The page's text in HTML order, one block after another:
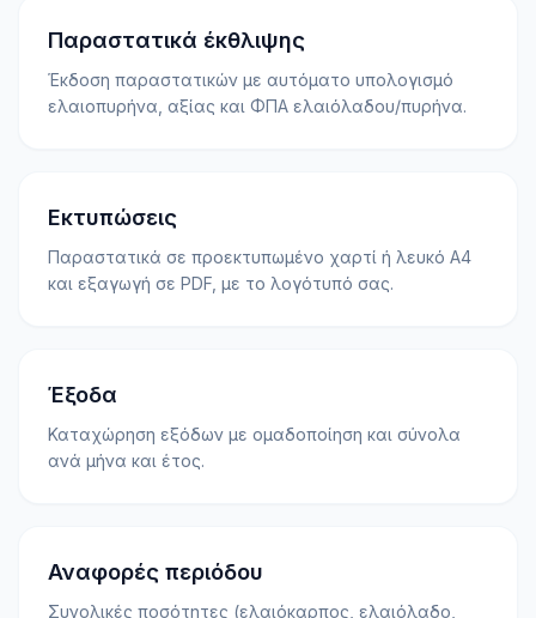
Παραστατικά έκθλιψης
Έκδοση παραστατικών με αυτόματο υπολογισμό
ελαιοπυρήνα, αξίας και ΦΠΑ ελαιόλαδου/πυρήνα.
Εκτυπώσεις
Παραστατικά σε προεκτυπωμένο χαρτί ή λευκό Α4
και εξαγωγή σε PDF, με το λογότυπό σας.
Έξοδα
Καταχώρηση εξόδων με ομαδοποίηση και σύνολα
ανά μήνα και έτος.
Αναφορές περιόδου
Συνολικές ποσότητες (ελαιόκαρπος, ελαιόλαδο,